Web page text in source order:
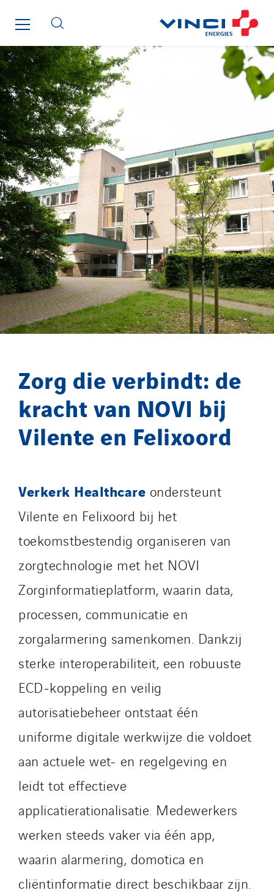
Zorg die verbindt: de
kracht van NOVI bij
Vilente en Felixoord
Verkerk Healthcare ondersteunt
Vilente en Felixoord bij het
toekomstbestendig organiseren van
zorgtechnologie met het NOVI
Zorginformatieplatform, waarin data,
processen, communicatie en
zorgalarmering samenkomen. Dankzij
sterke interoperabiliteit, een robuuste
ECD‑koppeling en veilig
autorisatiebeheer ontstaat één
uniforme digitale werkwijze die voldoet
aan actuele wet- en regelgeving en
leidt tot effectieve
applicatierationalisatie. Medewerkers
werken steeds vaker via één app,
waarin alarmering, domotica en
cliëntinformatie direct beschikbaar zijn.
Lee Sormea
Lefort Francheteau
Lesens EREA
Lesot
Lucitea Atlantique
Maksmacht
Manei Lift
Masselin Fabrication
Masselin Grand Ouest
Merelec
Mobility Way
Monnier Entreprises
NAE-France
North West Projects
Omexom Technikforum
Omnidec
Paumier Industrie
Paumier SA
Process Energy
Provelec Sud
Qivy
Qivy Habitat
Roiret Energies
Saga Tertiaire
Salendre Réseaux
Santerne Alsace
Santerne Angouleme
Santerne Aquitaine
Santerne Champagne Ardenne
Santerne Fluides
Santerne IDF
Santerne Marseille
Santerne Tertiaire et Santé
Sarrasola
Schoro Electricité
Schuh Bodentechnik
SCIE Puy de Dome
SDEL Atlantis
SDEL Grand Ouest
SDEL Navis
SDEL Rouergue
SDEL Savoie Léman
SDEL Tertiaire